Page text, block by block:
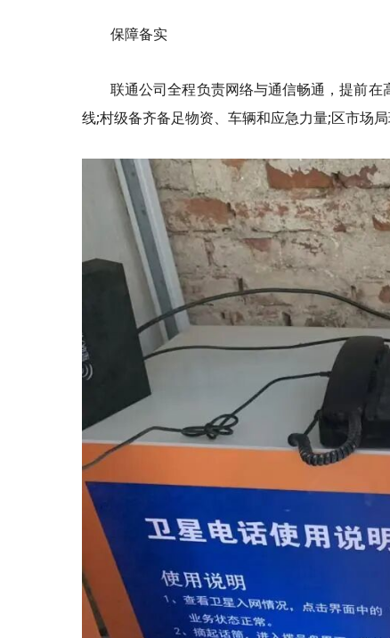
保障备实
联通公司全程负责网络与通信畅通，提前
线;村级备齐备足物资、车辆和应急力量;区市场